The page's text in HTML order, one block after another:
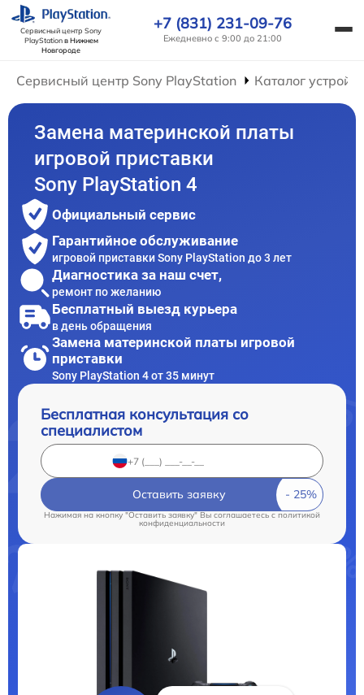
Сервисный центр Sony
PlayStationв Нижнем
Новгороде
+7 (831) 231-09-76
Ежедневно с 9:00 до 21:00
Сервисный центр Sony PlayStation Каталог
Замена материнской платы
игровой приставки
Sony PlayStation 4
Официальный сервис
Гарантийное обслуживание
игровой приставки Sony PlayStation до 3 лет
Диагностика за наш счет,
ремонт по желанию
Бесплатный выезд курьера
в день обращения
Замена материнской платы игровой
приставки
Sony PlayStation 4 от 35 минут
Бесплатная консультация со
специалистом
Оставить заявку
Нажимая на кнопку "Оставить заявку" Вы соглашаетесь cполитикой
конфиденциальности